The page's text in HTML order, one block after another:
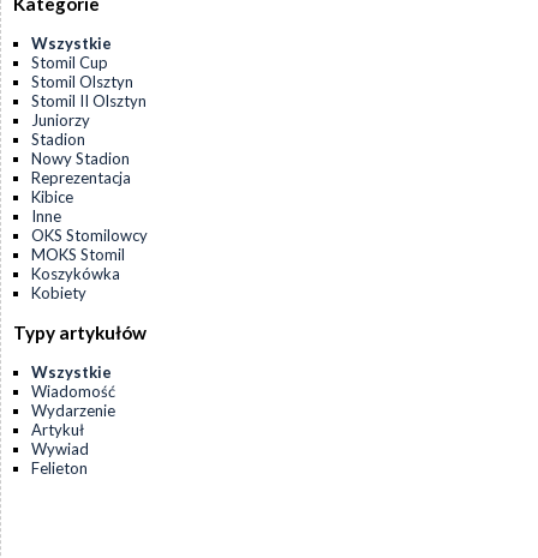
Wszystkie
Stomil Cup
Stomil Olsztyn
Stomil II Olsztyn
Juniorzy
Stadion
Nowy Stadion
Reprezentacja
Kibice
Inne
OKS Stomilowcy
MOKS Stomil
Koszykówka
Kobiety
Typy artykułów
Wszystkie
Wiadomość
Wydarzenie
Artykuł
Wywiad
Felieton